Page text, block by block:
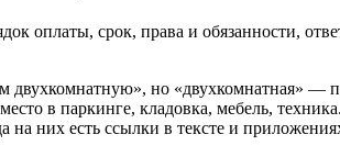
оплаты, срок, права и обязанности,
двухкомнатную», но «двухкомнатная» —
в паркинге, кладовка, мебель,
них есть ссылки в тексте и